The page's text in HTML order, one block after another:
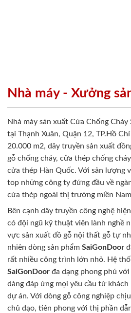
Nhà máy - Xưởng
Nhà máy sản xuất Cửa Chống
tại Thạnh Xuân, Quận 12, TP.Hồ
20.000 m2, dây truyền sản xuất
gỗ chống cháy, cửa thép chống
cửa thép Hàn Quốc. Với sản lượng
top những công ty đứng đầu về
cửa thép ngoài thị trường miền
Bên cạnh dây truyền công nghệ
có đội ngũ kỹ thuật viên lành nghề
vực sản xuất đồ gỗ nội thất gỗ tự
nhiên dòng sản phẩm SaiGonDoor
rất nhiều công trình lớn nhỏ. Hệ
SaiGonDoor đa dạng phong phú
dàng đáp ứng mọi yêu cầu từ
dự án. Với dòng gỗ công nghiệp
chủ đạo, tiên phong với thị phần